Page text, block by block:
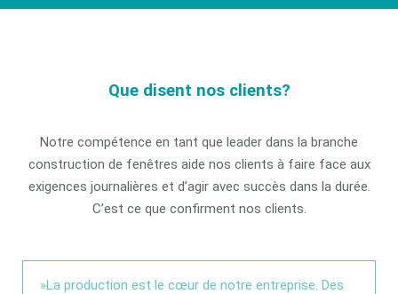
Que disent nos clients?
Notre compétence en tant que leader dans la branche
construction de fenêtres aide nos clients à faire face aux
exigences journalières et d’agir avec succès dans la durée.
C’est ce que confirment nos clients.
»La production est le cœur de notre entreprise. Des